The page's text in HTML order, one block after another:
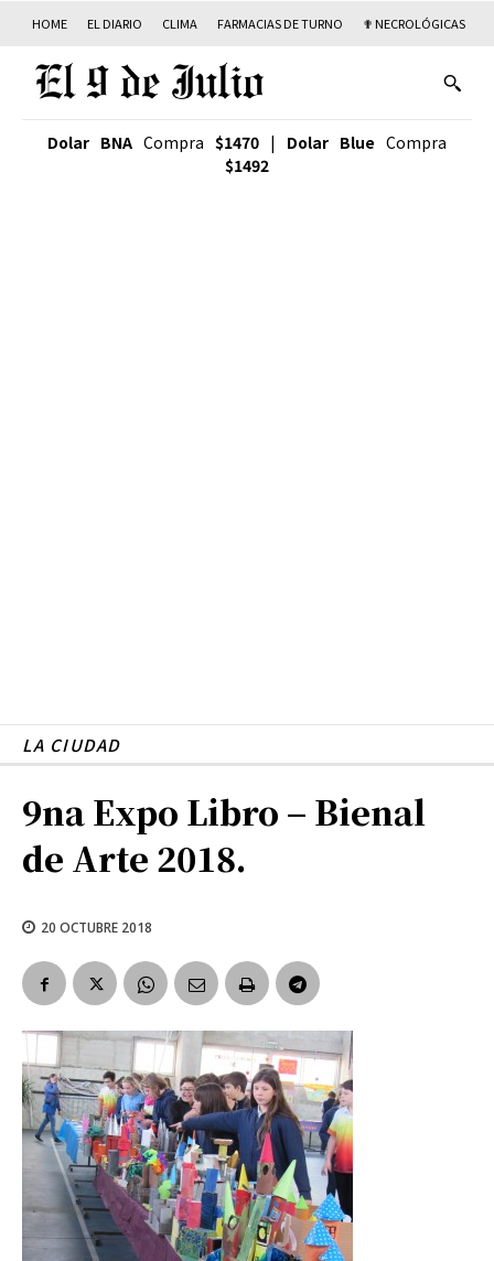
HOME EL DIARIO CLIMA FARMACIAS DE TURNO ✟ NECROLÓGICAS
Dolar BNA Compra $1470 | Dolar Blue Compra
$1492
LA CIUDAD
9na Expo Libro – Bienal
de Arte 2018.
20 OCTUBRE 2018